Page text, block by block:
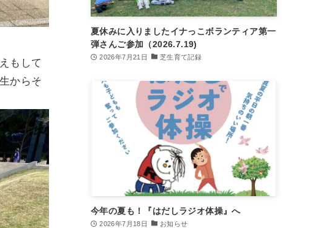
もして
からそ
夏休みに入りましたイナっこボランティア第一
弾さんご参加（2026.7.19)
2026年7月21日 芝生育て記録
今年の夏も！『はだしラジオ体操』へ
2026年7月18日 お知らせ